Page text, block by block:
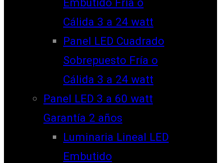
Cálida 3 a 24 watt
Panel LED Cuadrado
Sobrepuesto Fría o
Cálida 3 a 24 watt
Panel LED 3 a 60 watt
Garantía 2 años
Luminaria Lineal LED
Embutido